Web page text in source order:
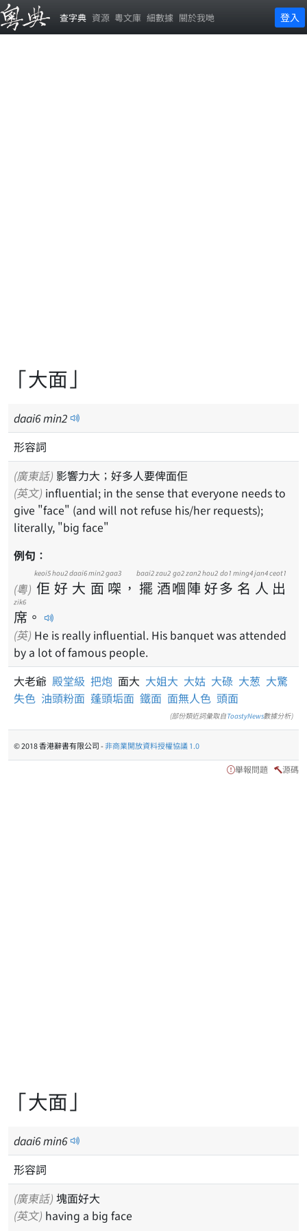
查字典 資源 粵文庫 細數據 關於我哋 登入
「大面」
daai6min2
形容詞
(廣東話) 影響力大；好多人要俾面佢
(英文)
give "face" (and will not refuse his/her requests);
literally, "big face"
例句：
(粵) 佢
keoi5
好
hou2
大
daai6
面
min2
㗎
gaa3
， 擺
baai2
酒
zau2
嗰
go2
陣
zan2
好
hou2
多
do1
名
ming4
人
jan4
出
ceot1
席
zik6
。
(英) He is really influential. His banquet was attended
by a lot of famous people.
大老爺 殿堂級 把炮 面大 大姐大 大姑 大碌 大葱 大驚
失色 油頭粉面 蓬頭垢面 鐵面 面無人色 頭面
(部份類近詞彙取自ToastyNews數據分析)
© 2018 香港辭書有限公司 -非商業開放資料授權協議 1.0
舉報問題 源碼
「大面」
daai6min6
形容詞
(廣東話) 塊面好大
(英文) having a big face